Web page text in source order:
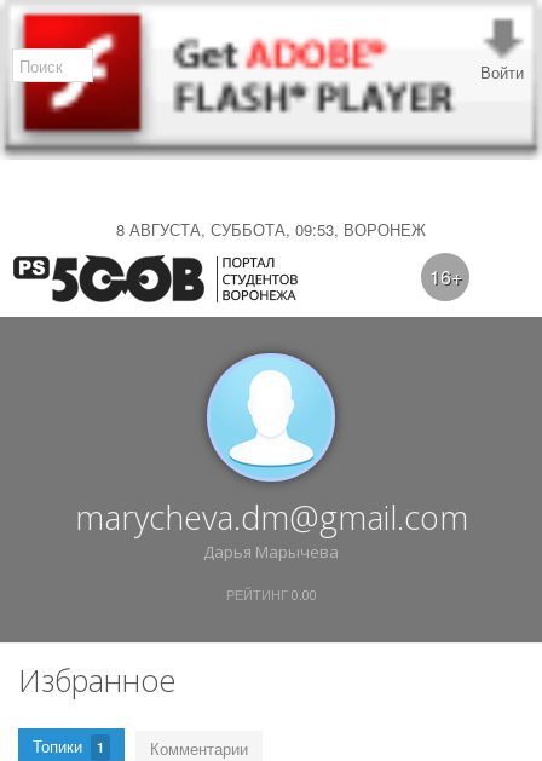
8 АВГУСТА, СУББОТА, 09:53, ВОРОНЕЖ
Войти
16+
marycheva.dm@gmail.com
Дарья Марычева
РЕЙТИНГ 0.00
Избранное
Топики 1 Комментарии